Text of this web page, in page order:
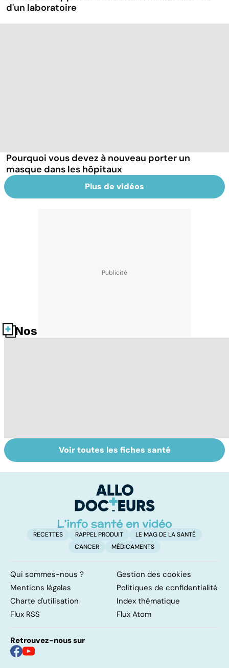
d'un laboratoire
Pourquoi vous devez à nouveau porter un
masque dans les hôpitaux
Plus de vidéos
Nos fiches santé
Tout savoir sur
les infections
Covid-19 : tout
savoir sur la
Voir toutes les fiches santé
RECETTES RAPPEL PRODUIT
LE MAG DE LA SANTÉ
CANCER
MÉDICAMENTS
Qui sommes-nous ?
Gestion des cookies
Mentions légales
Politiques de confidentialité
Charte d'utilisation
Index thématique
Flux RSS
Flux Atom
Retrouvez-nous sur